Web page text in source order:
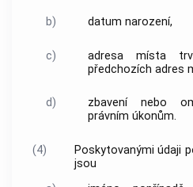
b) datum narození,
c)
adresa místa
předchozích adres
d)
zbavení nebo
právním úkonům.
(4)
Poskytovanými údaji
jsou